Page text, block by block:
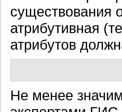
существования
атрибутивная
атрибутов
Не менее